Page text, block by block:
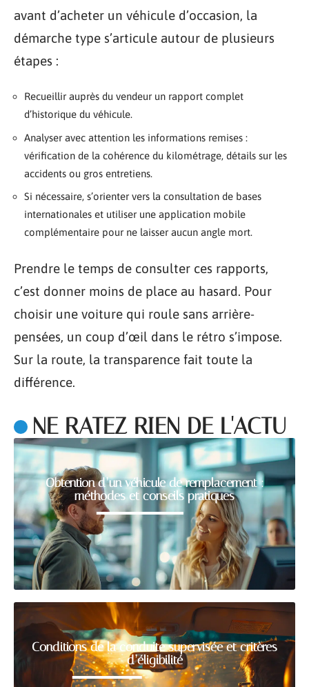
avant d’acheter un véhicule d’occasion, la
démarche type s’articule autour de plusieurs
étapes :
Recueillir auprès du vendeur un rapport complet
d’historique du véhicule.
Analyser avec attention les informations remises :
vérification de la cohérence du kilométrage, détails sur les
accidents ou gros entretiens.
Si nécessaire, s’orienter vers la consultation de bases
internationales et utiliser une application mobile
complémentaire pour ne laisser aucun angle mort.
Prendre le temps de consulter ces rapports,
c’est donner moins de place au hasard. Pour
choisir une voiture qui roule sans arrière-
pensées, un coup d’œil dans le rétro s’impose.
Sur la route, la transparence fait toute la
différence.
NE RATEZ RIEN DE L'ACTU
Obtention d’un véhicule de remplacement :
méthodes et conseils pratiques
Conditions de la conduite supervisée et critères
d’éligibilité